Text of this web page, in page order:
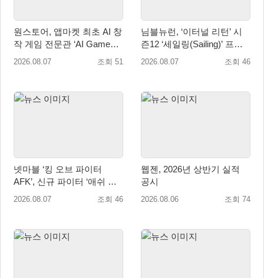
원스토어, 앱마켓 최초 AI 창
작 게임 전문관 ‘AI Games’
오픈
2026.08.07 조회 51
님블뉴런, ‘이터널 리턴’ 시
즌12 ‘세일링(Sailing)’ 프리
시즌 시작
2026.08.07 조회 46
넷마블 ‘킹 오브 파이터
AFK’, 신규 파이터 ‘애쉬 크
림존’ 업데이트
2026.08.07 조회 46
웹젠, 2026년 상반기 실적
공시
2026.08.06 조회 74